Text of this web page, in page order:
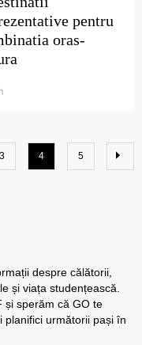
pentru
oras-
3 4 5
despre călătorii,
și viața studențească.
și sperăm că GO te
planifici următorii pași în